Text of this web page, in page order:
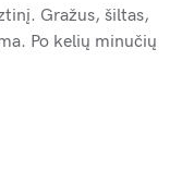
Gražus, šiltas,
Po kelių minučių